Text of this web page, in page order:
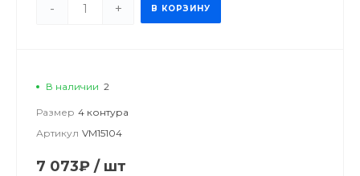
- + В КОРЗИНУ
В наличии 2
Размер 4 контура
Артикул VM15104
7 073₽ / шт